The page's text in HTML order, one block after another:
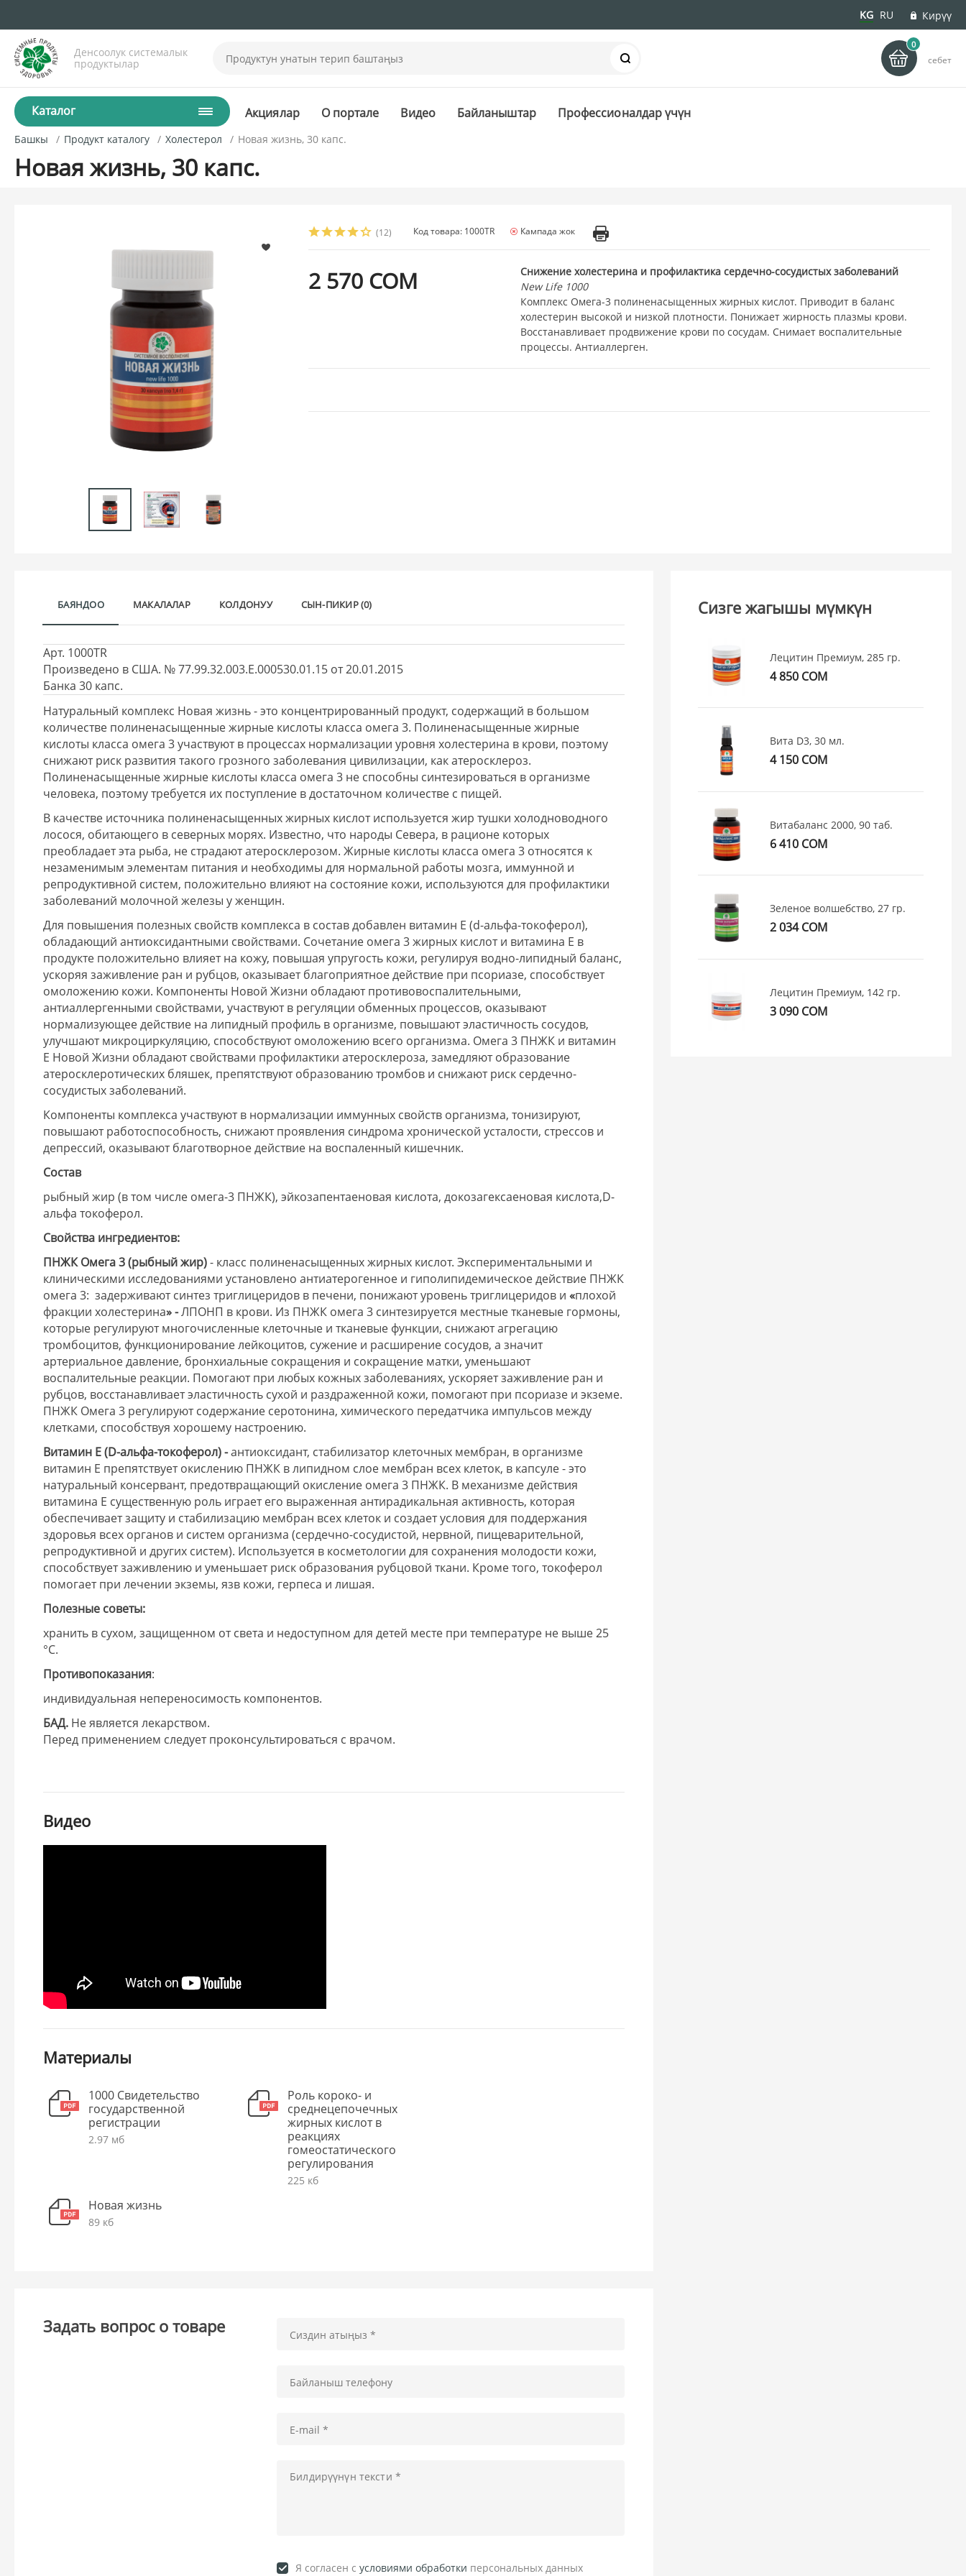
KG RU Кирүү
Денсоолук системалык
продуктылар
0
себет
Каталог Акциялар О портале Видео Байланыштар Профессионалдар үчүн
Башкы Продукт каталогу Холестерол Новая жизнь, 30 капс.
Новая жизнь, 30 капс.
(12) Код товара: 1000TR Кампада жок
2 570 СОМ
Снижение холестерина и профилактика сердечно-сосудистых заболеваний
New Life 1000
Комплекс Омега-3 полиненасыщенных жирных кислот. Приводит в баланс
холестерин высокой и низкой плотности. Понижает жирность плазмы крови.
Восстанавливает продвижение крови по сосудам. Снимает воспалительные
процессы. Антиаллерген.
БАЯНДОО МАКАЛАЛАР КОЛДОНУУ СЫН-ПИКИР (0)
Арт. 1000TR
Произведено в США. № 77.99.32.003.Е.000530.01.15 от 20.01.2015
Банка 30 капс.
Натуральный комплекс Новая жизнь - это концентрированный продукт, содержащий в большом
количестве полиненасыщенные жирные кислоты класса омега 3. Полиненасыщенные жирные
кислоты класса омега 3 участвуют в процессах нормализации уровня холестерина в крови, поэтому
снижают риск развития такого грозного заболевания цивилизации, как атеросклероз.
Полиненасыщенные жирные кислоты класса омега 3 не способны синтезироваться в организме
человека, поэтому требуется их поступление в достаточном количестве с пищей.
В качестве источника полиненасыщенных жирных кислот используется жир тушки холодноводного
лосося, обитающего в северных морях. Известно, что народы Севера, в рационе которых
преобладает эта рыба, не страдают атеросклерозом. Жирные кислоты класса омега 3 относятся к
незаменимым элементам питания и необходимы для нормальной работы мозга, иммунной и
репродуктивной систем, положительно влияют на состояние кожи, используются для профилактики
заболеваний молочной железы у женщин.
Для повышения полезных свойств комплекса в состав добавлен витамин Е (d-альфа-токоферол),
обладающий антиоксидантными свойствами. Сочетание омега 3 жирных кислот и витамина Е в
продукте положительно влияет на кожу, повышая упругость кожи, регулируя водно-липидный баланс,
ускоряя заживление ран и рубцов, оказывает благоприятное действие при псориазе, способствует
омоложению кожи. Компоненты Новой Жизни обладают противовоспалительными,
антиаллергенными свойствами, участвуют в регуляции обменных процессов, оказывают
нормализующее действие на липидный профиль в организме, повышают эластичность сосудов,
улучшают микроциркуляцию, способствуют омоложению всего организма. Омега 3 ПНЖК и витамин
Е Новой Жизни обладают свойствами профилактики атеросклероза, замедляют образование
атеросклеротических бляшек, препятствуют образованию тромбов и снижают риск сердечно-
сосудистых заболеваний.
Компоненты комплекса участвуют в нормализации иммунных свойств организма, тонизируют,
повышают работоспособность, снижают проявления синдрома хронической усталости, стрессов и
депрессий, оказывают благотворное действие на воспаленный кишечник.
Состав
рыбный жир (в том числе омега-3 ПНЖК), эйкозапентаеновая кислота, докозагексаеновая кислота,D-
альфа токоферол.
Свойства ингредиентов:
ПНЖК Омега 3 (рыбный жир)- класс полиненасыщенных жирных кислот. Экспериментальными и
клиническими исследованиями установлено антиатерогенное и гиполипидемическое действие ПНЖК
омега 3: задерживают синтез триглицеридов в печени, понижают уровень триглицеридов и«плохой
фракции холестерина» -ЛПОНП в крови. Из ПНЖК омега 3 синтезируется местные тканевые гормоны,
которые регулируют многочисленные клеточные и тканевые функции, снижают агрегацию
тромбоцитов, функционирование лейкоцитов, сужение и расширение сосудов, а значит
артериальное давление, бронхиальные сокращения и сокращение матки, уменьшают
воспалительные реакции. Помогают при любых кожных заболеваниях, ускоряет заживление ран и
рубцов, восстанавливает эластичность сухой и раздраженной кожи, помогают при псориазе и экземе.
ПНЖК Омега 3 регулируют содержание серотонина, химического передатчика импульсов между
клетками, способствуя хорошему настроению.
Витамин Е (D-альфа-токоферол) -антиоксидант, стабилизатор клеточных мембран, в организме
витамин Е препятствует окислению ПНЖК в липидном слое мембран всех клеток, в капсуле - это
натуральный консервант, предотвращающий окисление омега 3 ПНЖК. В механизме действия
витамина Е существенную роль играет его выраженная антирадикальная активность, которая
обеспечивает защиту и стабилизацию мембран всех клеток и создает условия для поддержания
здоровья всех органов и систем организма (сердечно-сосудистой, нервной, пищеварительной,
репродуктивной и других систем). Используется в косметологии для сохранения молодости кожи,
способствует заживлению и уменьшает риск образования рубцовой ткани. Кроме того, токоферол
помогает при лечении экземы, язв кожи, герпеса и лишая.
Полезные советы:
хранить в сухом, защищенном от света и недоступном для детей месте при температуре не выше 25
°С.
Противопоказания:
индивидуальная непереносимость компонентов.
БАД. Не является лекарством.
Перед применением следует проконсультироваться с врачом.
Видео
Материалы
1000 Свидетельство
государственной
регистрации
2.97 мб
Роль короко- и
среднецепочечных
жирных кислот в
реакциях
гомеостатического
регулирования
225 кб
Новая жизнь
89 кб
Задать вопрос о товаре
Я согласен cусловиями обработки персональных данных
Сизге жагышы мүмкүн
Лецитин Премиум, 285 гр.
4 850 СОМ
Вита D3, 30 мл.
4 150 СОМ
Витабаланс 2000, 90 таб.
6 410 СОМ
Зеленое волшебство, 27 гр.
2 034 СОМ
Лецитин Премиум, 142 гр.
3 090 СОМ